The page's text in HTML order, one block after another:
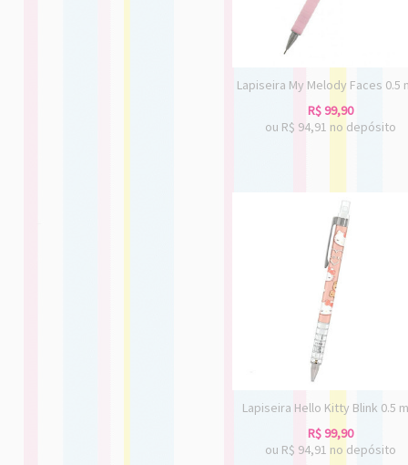
Lapiseira My Melody Faces 0.5
R$ 99,90
ou R$ 94,91 no depósito
Lapiseira Hello Kitty Blink 0.5
R$ 99,90
ou R$ 94,91 no depósito